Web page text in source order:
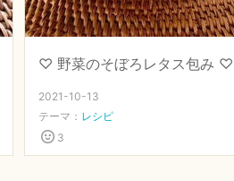
2021-10-13
テーマ： レシピ
3